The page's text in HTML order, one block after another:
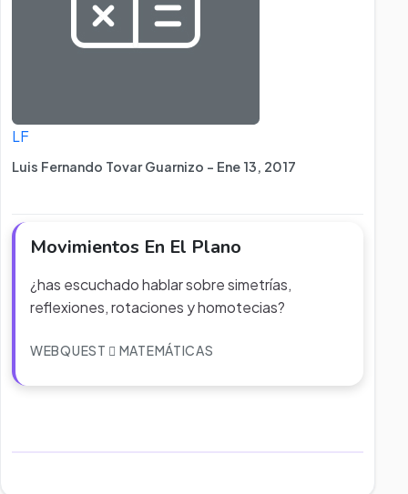
LF
Luis Fernando Tovar Guarnizo - Ene 13, 2017
Movimientos En El Plano
¿has escuchado hablar sobre simetrías,
reflexiones, rotaciones y homotecias?
WEBQUEST MATEMÁTICAS